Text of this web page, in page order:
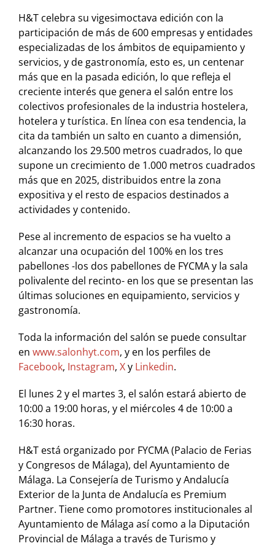
H&T celebra su vigesimoctava edición con la
participación de más de 600 empresas y entidades
especializadas de los ámbitos de equipamiento y
servicios, y de gastronomía, esto es, un centenar
más que en la pasada edición, lo que refleja el
creciente interés que genera el salón entre los
colectivos profesionales de la industria hostelera,
hotelera y turística. En línea con esa tendencia, la
cita da también un salto en cuanto a dimensión,
alcanzando los 29.500 metros cuadrados, lo que
supone un crecimiento de 1.000 metros cuadrados
más que en 2025, distribuidos entre la zona
expositiva y el resto de espacios destinados a
actividades y contenido.
Pese al incremento de espacios se ha vuelto a
alcanzar una ocupación del 100% en los tres
pabellones -los dos pabellones de FYCMA y la sala
polivalente del recinto- en los que se presentan las
últimas soluciones en equipamiento, servicios y
gastronomía.
Toda la información del salón se puede consultar
en www.salonhyt.com, y en los perfiles de
Facebook, Instagram, Xy Linkedin.
El lunes 2 y el martes 3, el salón estará abierto de
10:00 a 19:00 horas, y el miércoles 4 de 10:00 a
16:30 horas.
H&T está organizado por FYCMA (Palacio de Ferias
y Congresos de Málaga), del Ayuntamiento de
Málaga. La Consejería de Turismo y Andalucía
Exterior de la Junta de Andalucía es Premium
Partner. Tiene como promotores institucionales al
Ayuntamiento de Málaga así como a la Diputación
Provincial de Málaga a través de Turismo y